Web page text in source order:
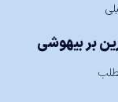
بر بیهوشی